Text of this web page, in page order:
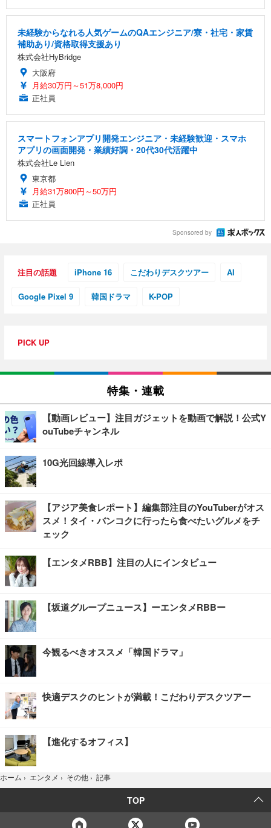
未経験からなれる人気ゲームのQAエンジニア/寮・社宅・家賃
補助あり/資格取得支援あり
株式会社HyBridge
大阪府
月給30万円～51万8,000円
正社員
スマートフォンアプリ開発エンジニア・未経験歓迎・スマホ
アプリの画面開発・業績好調・20代30代活躍中
株式会社Le Lien
東京都
月給31万800円～50万円
正社員
Sponsored by
注目の話題 iPhone 16 こだわりデスクツアー AI
Google Pixel 9 韓国ドラマ K-POP
PICK UP
特集・連載
【動画レビュー】注目ガジェットを動画で解説！公式Y
ouTubeチャンネル
10G光回線導入レポ
【アジア美食レポート】編集部注目のYouTuberがオス
スメ！タイ・バンコクに行ったら食べたいグルメをチ
ェック
【エンタメRBB】注目の人にインタビュー
【坂道グループニュース】ーエンタメRBBー
今観るべきオススメ「韓国ドラマ」
快適デスクのヒントが満載！こだわりデスクツアー
【進化するオフィス】
ホーム › エンタメ › その他 › 記事
TOP